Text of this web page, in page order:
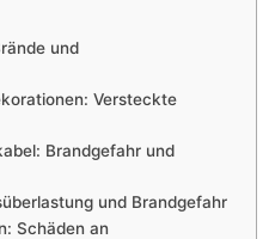
und
Versteckte
Brandgefahr und
und Brandgefahr
Schäden an